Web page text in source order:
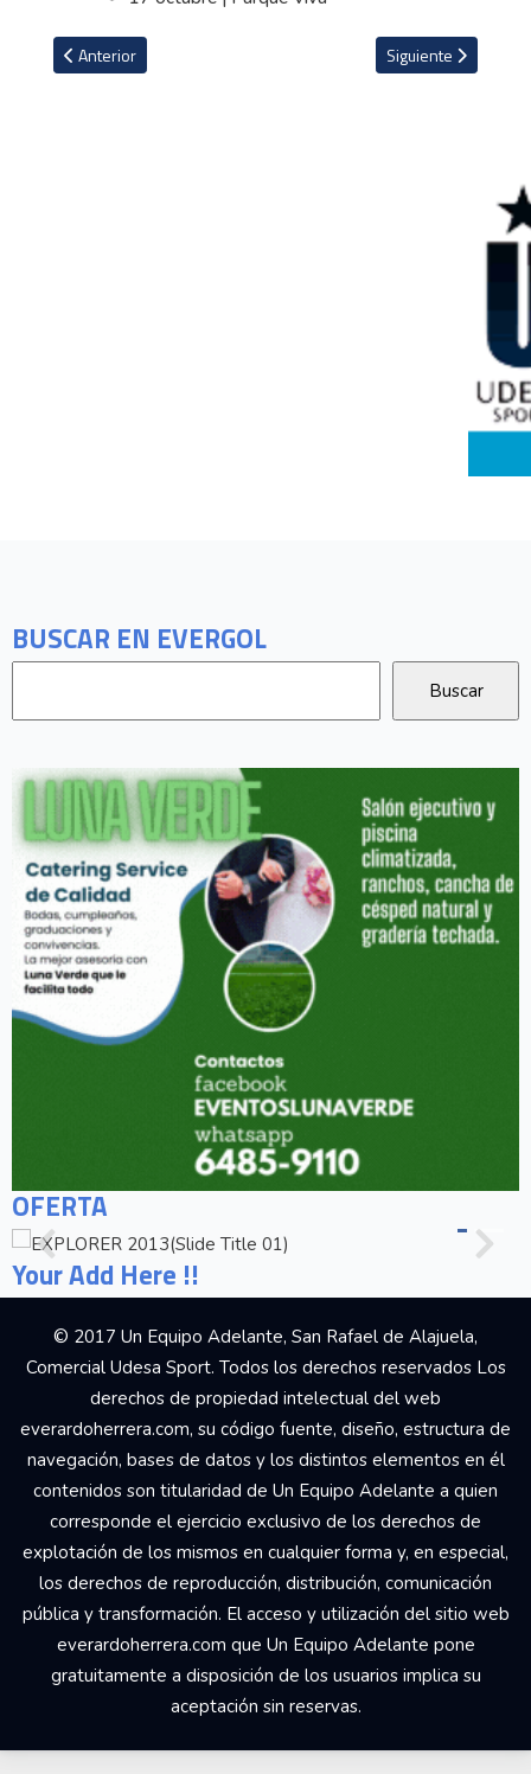
BUSCAR EN EVERGOL
OFERTA
Your Add Here !!
Artículo anterior: El futbolista más viral previo al Mundial está
Anterior Artículo siguiente:
Siguiente
© 2017 Un Equipo Adelante, San Rafael de Alajuela,
Comercial Udesa Sport. Todos los derechos reservados Los
derechos de propiedad intelectual del web
everardoherrera.com, su código fuente, diseño, estructura de
navegación, bases de datos y los distintos elementos en él